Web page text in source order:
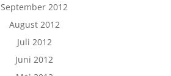
September 2012
August 2012
Juli 2012
Juni 2012